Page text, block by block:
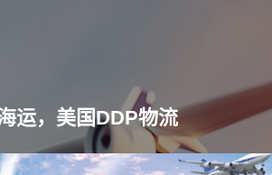
运，美国DDP物流